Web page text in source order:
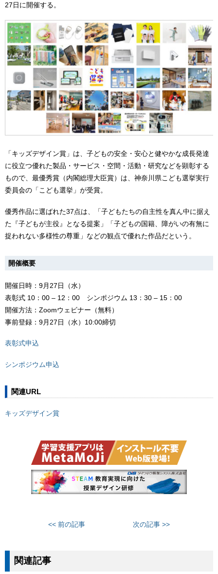
27日に開催する。
「キッズデザイン賞」は、子どもの安全・安心と健やかな成長発達
に役立つ優れた製品・サービス・空間・活動・研究などを顕彰する
もので、最優秀賞（内閣総理大臣賞）は、神奈川県こども選挙実行
委員会の「こども選挙」が受賞。
優秀作品に選ばれた37点は、「子どもたちの自主性を真ん中に据え
た『子どもが主役』となる提案」「子どもの国籍、障がいの有無に
捉われない多様性の尊重」などの観点で優れた作品だという。
開催概要
開催日時：9月27日（水）
表彰式 10：00 – 12：00 シンポジウム 13：30 – 15：00
開催方法：Zoomウェビナー（無料）
事前登録：9月27日（水）10:00締切
表彰式申込
シンポジウム申込
関連URL
キッズデザイン賞
<< 前の記事 次の記事 >>
関連記事